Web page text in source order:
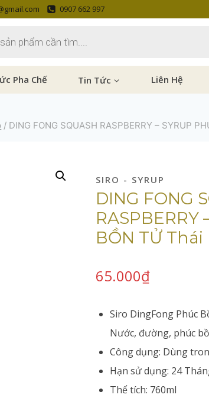
0907 662 997
Pha Chế Tin Tức Liên Hệ
/ DING FONG SQUASH RASPBERRY – SYRUP
SIRO - SYRUP
DING FONG
RASPBERRY
BỒN TỬ
65.000₫
Siro DingFong Phúc
Nước, đường, phúc
Công dụng: Dùng
Hạn sử dụng: 24
Thể tích: 760ml